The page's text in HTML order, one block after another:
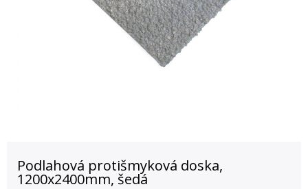
Podlahová protišmyková doska,
1200x2400mm, šedá